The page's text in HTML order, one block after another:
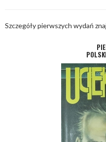
Szczegóły pierwszych wydań